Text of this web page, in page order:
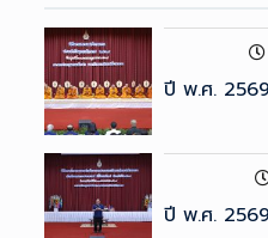
ปี พ.ศ. 2569
ปี พ.ศ. 2569